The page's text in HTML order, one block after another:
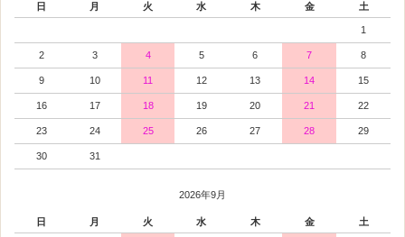
日 月 火 水 木 金 土
1
2 3 4 5 6 7 8
9 10 11 12 13 14 15
16 17 18 19 20 21 22
23 24 25 26 27 28 29
30 31
2026年9月
日 月 火 水 木 金 土